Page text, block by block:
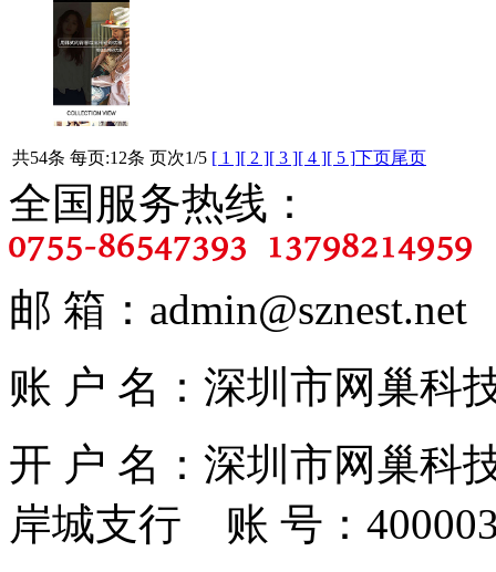
共54条 每页:12条 页次1/5 [ 1 ][ 2 ][ 3 ][ 4 ][ 5 ]下页尾页
全国服务热线：
邮 箱：
账 户 名：深圳市网巢科
开 户 名：深圳市网巢科
岸城支行 账 号：